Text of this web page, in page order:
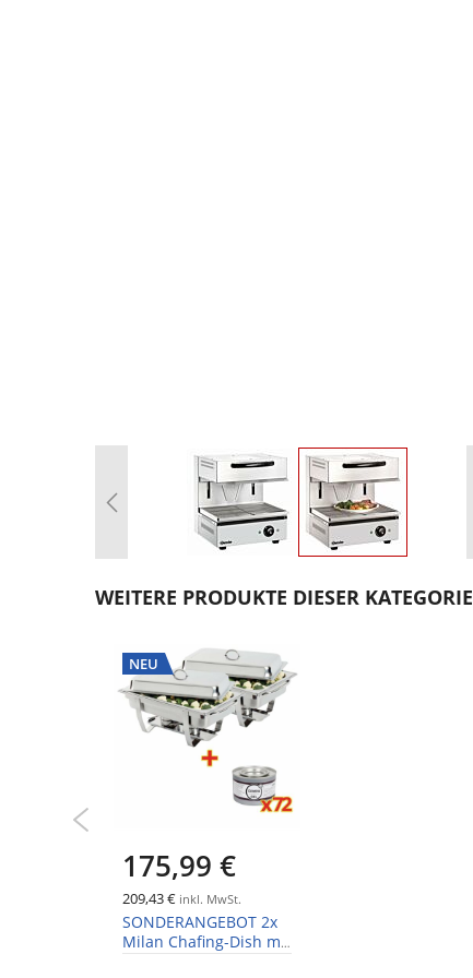
Anfang
springen
WEITERE PRODUKTE DIESER KATEGORIE
NEU
175,99 €
209,43 € inkl. MwSt.
SONDERANGEBOT 2x
Milan Chafing-Dish mit